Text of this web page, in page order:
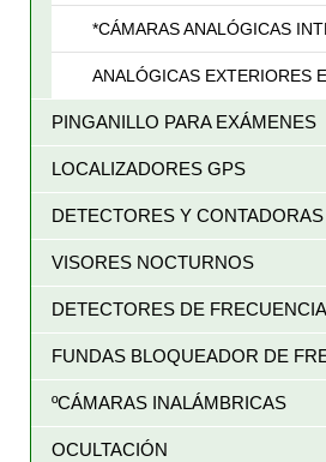
*CÁMARAS ANALÓGICAS
ANALÓGICAS EXTERIORES
PINGANILLO PARA EXÁMENES
LOCALIZADORES GPS
DETECTORES Y
VISORES NOCTURNOS
DETECTORES DE
FUNDAS BLOQUEADOR DE
ºCÁMARAS INALÁMBRICAS
OCULTACIÓN